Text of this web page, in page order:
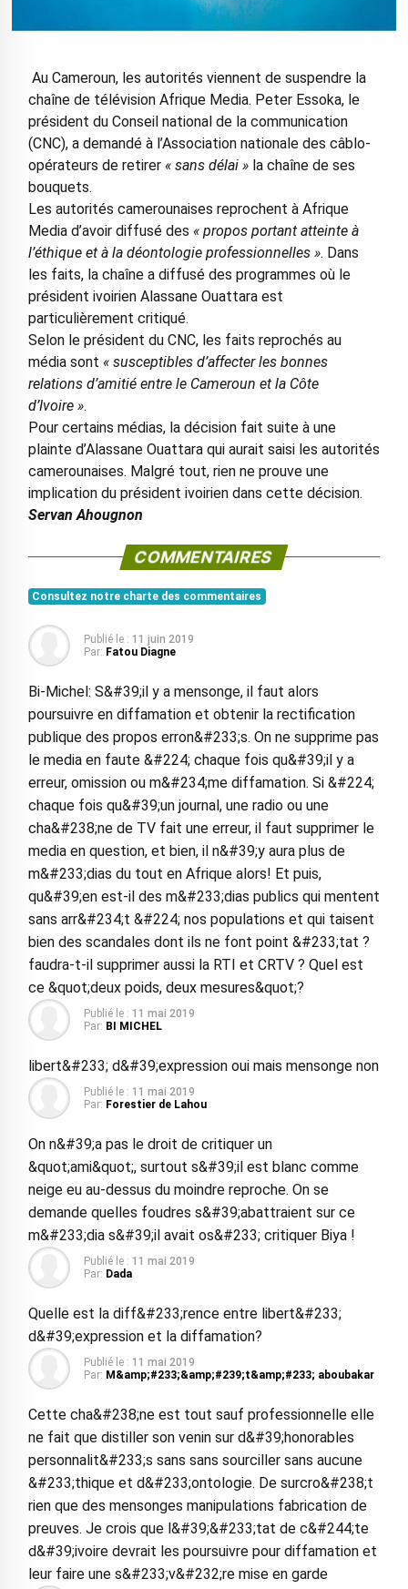
Au Cameroun, les autorités viennent de suspendre la
chaîne de télévision Afrique Media. Peter Essoka, le
président du Conseil national de la communication
(CNC), a demandé à l’Association nationale des câblo-
opérateurs de retirer « sans délai » la chaîne de ses
bouquets.
Les autorités camerounaises reprochent à Afrique
Media d’avoir diffusé des « propos portant atteinte à
l’éthique et à la déontologie professionnelles ». Dans
les faits, la chaîne a diffusé des programmes où le
président ivoirien Alassane Ouattara est
particulièrement critiqué.
Selon le président du CNC, les faits reprochés au
média sont « susceptibles d’affecter les bonnes
relations d’amitié entre le Cameroun et la Côte
d’Ivoire ».
Pour certains médias, la décision fait suite à une
plainte d’Alassane Ouattara qui aurait saisi les autorités
camerounaises. Malgré tout, rien ne prouve une
implication du président ivoirien dans cette décision.
Servan Ahougnon
COMMENTAIRES
Consultez notre charte des commentaires
Publié le : 11 juin 2019
Par: Fatou Diagne
Bi-Michel: S&#39;il y a mensonge, il faut alors
poursuivre en diffamation et obtenir la rectification
publique des propos erron&#233;s. On ne supprime pas
le media en faute &#224; chaque fois qu&#39;il y a
erreur, omission ou m&#234;me diffamation. Si &#224;
chaque fois qu&#39;un journal, une radio ou une
cha&#238;ne de TV fait une erreur, il faut supprimer le
media en question, et bien, il n&#39;y aura plus de
m&#233;dias du tout en Afrique alors! Et puis,
qu&#39;en est-il des m&#233;dias publics qui mentent
sans arr&#234;t &#224; nos populations et qui taisent
bien des scandales dont ils ne font point &#233;tat ?
faudra-t-il supprimer aussi la RTI et CRTV ? Quel est
ce &quot;deux poids, deux mesures&quot;?
Publié le : 11 mai 2019
Par: BI MICHEL
libert&#233; d&#39;expression oui mais mensonge non
Publié le : 11 mai 2019
Par: Forestier de Lahou
On n&#39;a pas le droit de critiquer un
&quot;ami&quot;, surtout s&#39;il est blanc comme
neige eu au-dessus du moindre reproche. On se
demande quelles foudres s&#39;abattraient sur ce
m&#233;dia s&#39;il avait os&#233; critiquer Biya !
Publié le : 11 mai 2019
Par: Dada
Quelle est la diff&#233;rence entre libert&#233;
d&#39;expression et la diffamation?
Publié le : 11 mai 2019
Par: M&amp;#233;&amp;#239;t&amp;#233; aboubakar
Cette cha&#238;ne est tout sauf professionnelle elle
ne fait que distiller son venin sur d&#39;honorables
personnalit&#233;s sans sans sourciller sans aucune
&#233;thique et d&#233;ontologie. De surcro&#238;t
rien que des mensonges manipulations fabrication de
preuves. Je crois que l&#39;&#233;tat de c&#244;te
d&#39;ivoire devrait les poursuivre pour diffamation et
leur faire une s&#233;v&#232;re mise en garde